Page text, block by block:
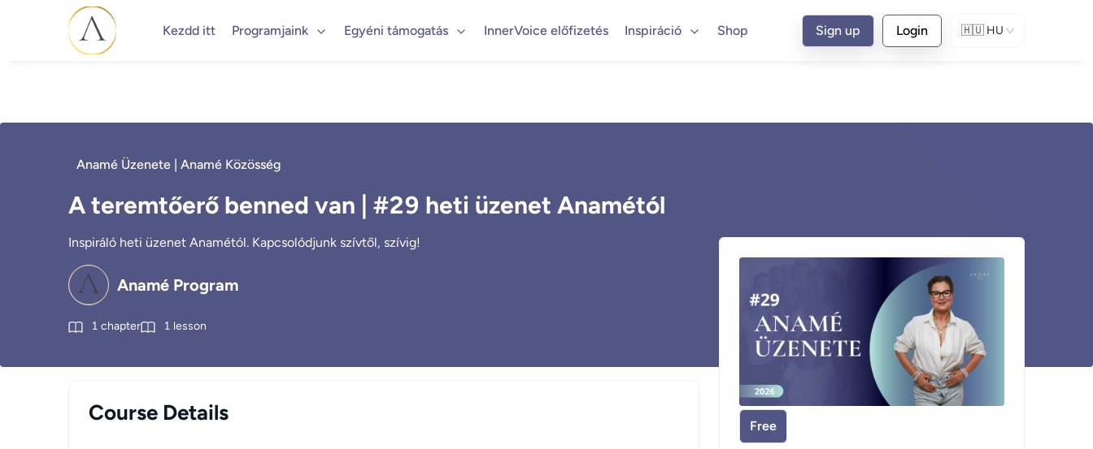
Kezdd itt Programjaink Egyéni támogatás InnerVoice előfizetés Inspiráció Shop Sign up Login 🇭🇺 HU
Anamé Üzenete | Anamé Közösség
A teremtőerő benned van | #29 heti üzenet Anamétól
Inspiráló heti üzenet Anamétól. Kapcsolódjunk szívtől, szívig!
Anamé Program
1 chapter 1 lesson
Course Details
Free